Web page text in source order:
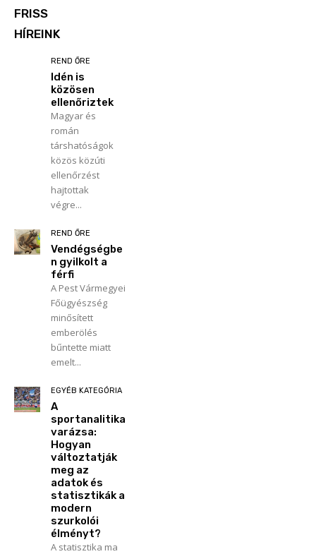
FRISS
HÍREINK
REND ŐRE
Idén is
közösen
ellenőriztek
Magyar és
román
társhatóságok
közös közúti
ellenőrzést
hajtottak
végre...
REND ŐRE
Vendégségbe
n gyilkolt a
férfi
A Pest Vármegyei
Főügyészség
minősített
emberölés
bűntette miatt
emelt...
EGYÉB KATEGÓRIA
A
sportanalitika
varázsa:
Hogyan
változtatják
meg az
adatok és
statisztikák a
modern
szurkolói
élményt?
A statisztika ma